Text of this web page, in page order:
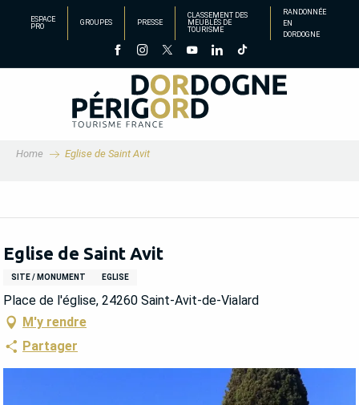
principal
ESPACE
PRO
GROUPES PRESSE
CLASSEMENT DES
MEUBLÉS DE
TOURISME
RANDONNÉE
EN
DORDOGNE
Home Eglise de Saint Avit
Eglise de Saint Avit
SITE / MONUMENT EGLISE
Place de l'église, 24260 Saint-Avit-de-Vialard
M'y rendre
Partager